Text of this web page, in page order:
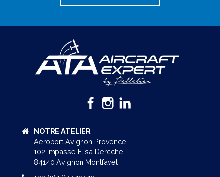
NOTRE ATELIER
Aéroport Avignon Provence
102 Impasse Elisa Deroche
84140 Avignon Montfavet